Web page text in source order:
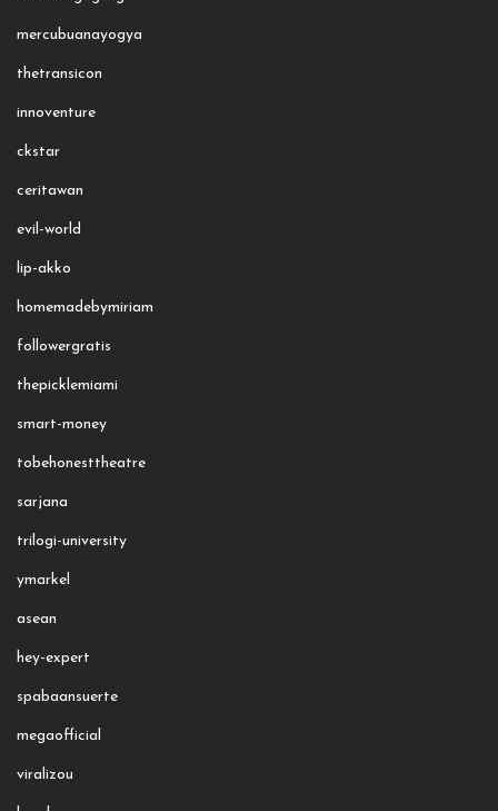
mercubuanayogya
thetransicon
innoventure
ckstar
ceritawan
evil-world
lip-akko
homemadebymiriam
followergratis
thepicklemiami
smart-money
tobehonesttheatre
sarjana
trilogi-university
ymarkel
asean
hey-expert
spabaansuerte
megaofficial
viralizou